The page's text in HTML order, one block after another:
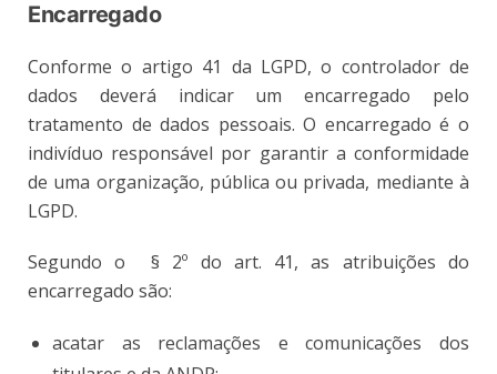
Encarregado
Conforme o artigo 41 da LGPD, o controlador de
dados deverá indicar um encarregado pelo
tratamento de dados pessoais. O encarregado é o
indivíduo responsável por garantir a conformidade
de uma organização, pública ou privada, mediante à
LGPD.
Segundo o § 2º do art. 41, as atribuições do
encarregado são:
acatar as reclamações e comunicações dos